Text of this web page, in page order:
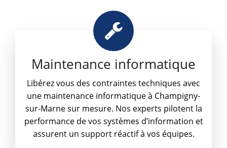
Maintenance informatique
Libérez vous des contraintes techniques avec
une maintenance informatique à Champigny-
sur-Marne sur mesure. Nos experts pilotent la
performance de vos systèmes d’information et
assurent un support réactif à vos équipes.